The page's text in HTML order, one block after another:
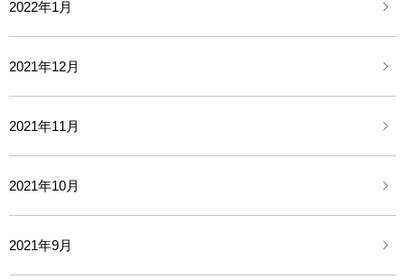
2022年1月
2021年12月
2021年11月
2021年10月
2021年9月